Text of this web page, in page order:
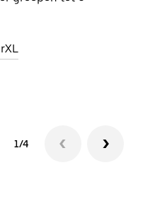
1/4